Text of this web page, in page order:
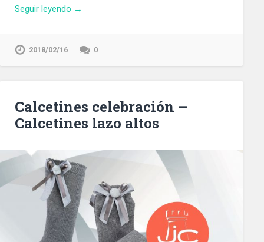
Seguir leyendo →
2018/02/16 0
Calcetines celebración –
Calcetines lazo altos